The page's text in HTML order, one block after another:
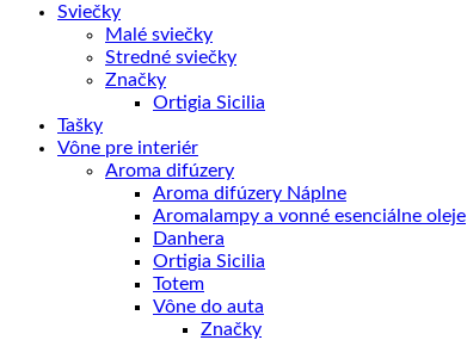
Sviečky
Malé sviečky
Stredné sviečky
Značky
Ortigia Sicilia
Tašky
Vône pre interiér
Aroma difúzery
Aroma difúzery Náplne
Aromalampy a vonné esenciálne oleje
Danhera
Ortigia Sicilia
Totem
Vône do auta
Značky